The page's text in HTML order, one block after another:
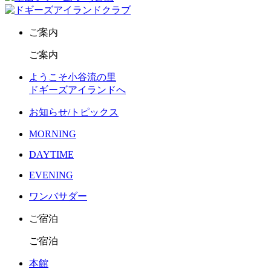
ご案内
ご案内
ようこそ小谷流の里
ドギーズアイランドへ
お知らせ/トピックス
MORNING
DAYTIME
EVENING
ワンバサダー
ご宿泊
ご宿泊
本館